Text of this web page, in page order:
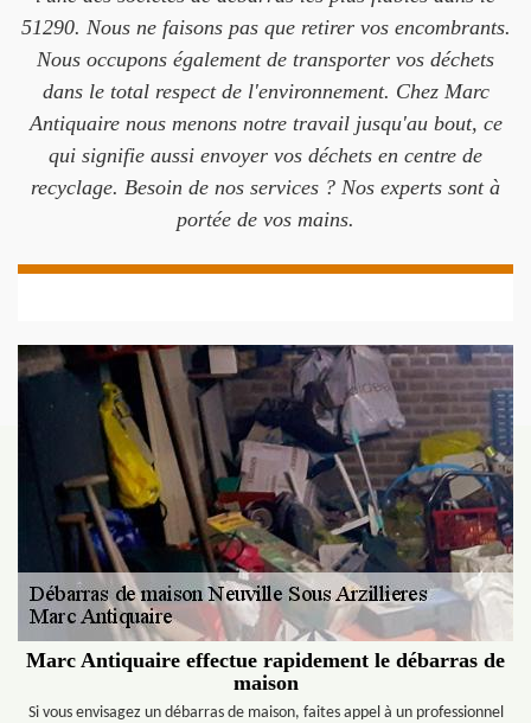
51290. Nous ne faisons pas que retirer vos encombrants.
Nous occupons également de transporter vos déchets
dans le total respect de l'environnement. Chez Marc
Antiquaire nous menons notre travail jusqu'au bout, ce
qui signifie aussi envoyer vos déchets en centre de
recyclage. Besoin de nos services ? Nos experts sont à
portée de vos mains.
Marc Antiquaire effectue rapidement le débarras de
maison
Si vous envisagez un débarras de maison, faites appel à un professionnel